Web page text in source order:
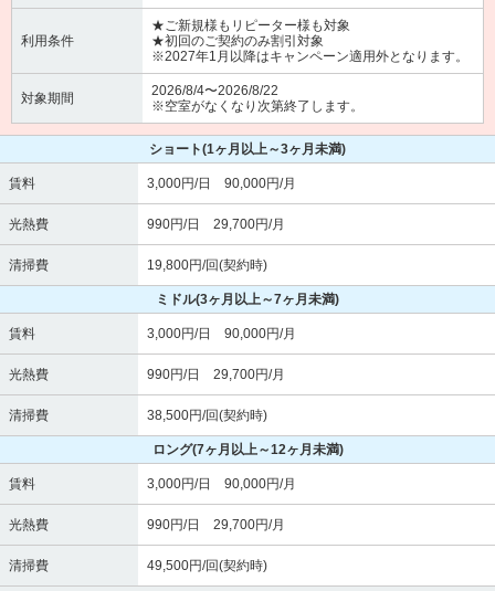
利用条件
★ご新規様もリピーター様も対象
★初回のご契約のみ割引対象
※2027年1月以降はキャンペーン適用外となります。
対象期間
2026/8/4〜2026/8/22
※空室がなくなり次第終了します。
ショート(1ヶ月以上～3ヶ月未満)
賃料 3,000円/日 90,000円/月
光熱費 990円/日 29,700円/月
清掃費 19,800円/回(契約時)
ミドル(3ヶ月以上～7ヶ月未満)
賃料 3,000円/日 90,000円/月
光熱費 990円/日 29,700円/月
清掃費 38,500円/回(契約時)
ロング(7ヶ月以上～12ヶ月未満)
賃料 3,000円/日 90,000円/月
光熱費 990円/日 29,700円/月
清掃費 49,500円/回(契約時)